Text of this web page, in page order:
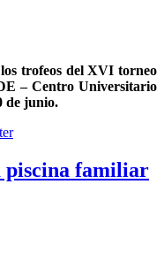
trofeos del XVI torneo
– Centro Universitario
de junio.
piscina familiar